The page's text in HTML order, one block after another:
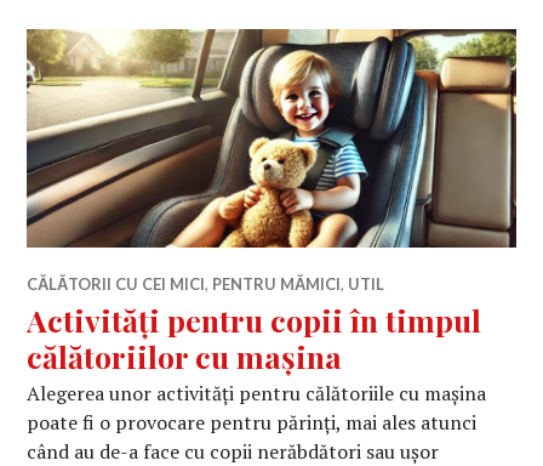
CĂLĂTORII CU CEI MICI, PENTRU MĂMICI, UTIL
Activități pentru copii în timpul
călătoriilor cu mașina
Alegerea unor activități pentru călătoriile cu mașina
poate fi o provocare pentru părinți, mai ales atunci
când au de-a face cu copii nerăbdători sau ușor